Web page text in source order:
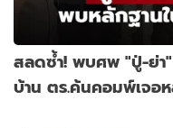
สลดซ้ำ! พบศพ "ปู่-ย่า
บ้าน ตร.ค้นคอมพ์เจอ